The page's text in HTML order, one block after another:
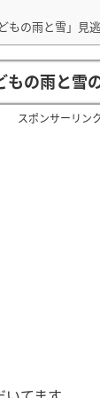
もの雨と雪」見
もの雨と雪
スポンサーリン